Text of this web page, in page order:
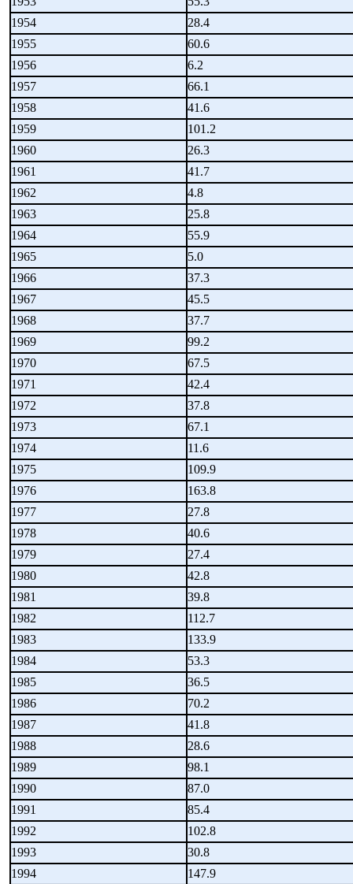
1954
28.4
1955
60.6
1956
6.2
1957
66.1
1958
41.6
1959
101.2
1960
26.3
1961
41.7
1962
4.8
1963
25.8
1964
55.9
1965
5.0
1966
37.3
1967
45.5
1968
37.7
1969
99.2
1970
67.5
1971
42.4
1972
37.8
1973
67.1
1974
11.6
1975
109.9
1976
163.8
1977
27.8
1978
40.6
1979
27.4
1980
42.8
1981
39.8
1982
112.7
1983
133.9
1984
53.3
1985
36.5
1986
70.2
1987
41.8
1988
28.6
1989
98.1
1990
87.0
1991
85.4
1992
102.8
1993
30.8
1994
147.9